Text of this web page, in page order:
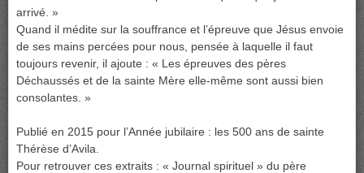
arrivé. »
Quand il médite sur la souffrance et l’épreuve que Jésus envoie
de ses mains percées pour nous, pensée à laquelle il faut
toujours revenir, il ajoute : « Les épreuves des pères
Déchaussés et de la sainte Mère elle-même sont aussi bien
consolantes. »
Publié en 2015 pour l’Année jubilaire : les 500 ans de sainte
Thérèse d’Avila.
Pour retrouver ces extraits : « Journal spirituel » du père